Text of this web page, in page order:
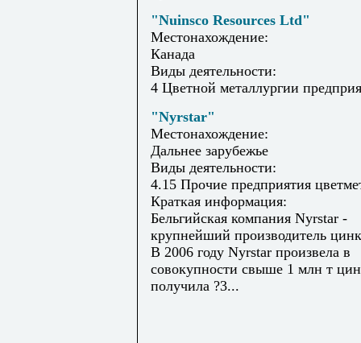
"Nuinsco Resources Ltd"
Местонахождение:
Канада
Виды деятельности:
4 Цветной металлургии
"Nyrstar"
Местонахождение:
Дальнее зарубежье
Виды деятельности:
4.15 Прочие предприятия
Краткая информация:
Бельгийская компания Nyrstar -
крупнейший производитель
В 2006 году Nyrstar произвела в
совокупности свыше 1 млн т
получила ?3...